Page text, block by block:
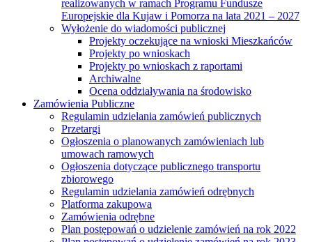
realizowanych w ramach Programu Fundusze
Europejskie dla Kujaw i Pomorza na lata 2021 – 2027
Wyłożenie do wiadomości publicznej
Projekty oczekujące na wnioski Mieszkańców
Projekty po wnioskach
Projekty po wnioskach z raportami
Archiwalne
Ocena oddziaływania na środowisko
Zamówienia Publiczne
Regulamin udzielania zamówień publicznych
Przetargi
Ogłoszenia o planowanych zamówieniach lub
umowach ramowych
Ogłoszenia dotyczące publicznego transportu
zbiorowego
Regulamin udzielania zamówień odrębnych
Platforma zakupowa
Zamówienia odrębne
Plan postępowań o udzielenie zamówień na rok 2022